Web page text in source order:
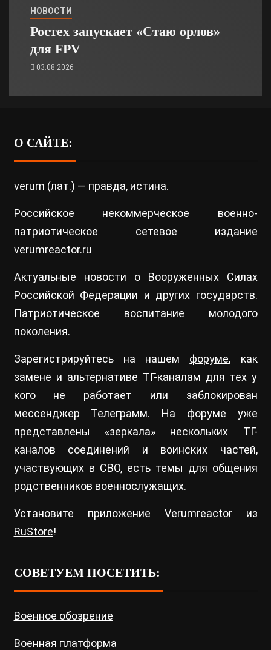
НОВОСТИ
Ростех запускает «Стаю орлов»
для FPV
03.08.2026
О САЙТЕ:
verum (лат.) — правда, истина.
Российское некоммерческое военно-
патриотическое сетевое издание
verumreactor.ru
Актуальные новости о Вооруженных Силах
Российской Федерации и других государств.
Патриотическое воспитание молодого
поколения.
Зарегистрируйтесь на нашем форуме, как
замене и альтернативе ТГ-каналам для тех у
кого не работает или заблокирован
мессенджер Телеграмм. На форуме уже
представлены «зеркала» нескольких ТГ-
каналов соединений и воинских частей,
участвующих в СВО, есть темы для общения
родственников военнослужащих.
Установите приложение Verumreactor из
RuStore!
СОВЕТУЕМ ПОСЕТИТЬ:
Военное обозрение
Военная платформа